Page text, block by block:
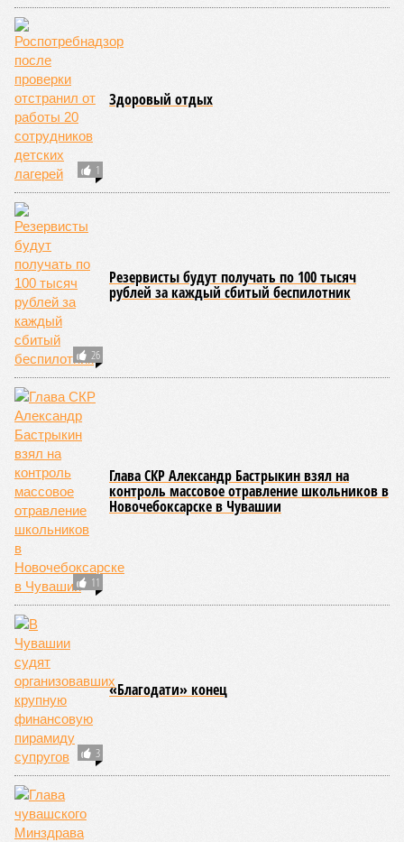
ЕЩЕ НОВОСТИ
НОВОСТИ ПАРТНЕРОВ
ЕЩЕ ИЗ РАЗДЕЛА «ОБЩЕСТВО»
В техникумах и колледжах Йошкар-Олы
прокуратура зафиксировала массу нарушений
Диагноз чувашской медицины
что сжег заживо трех человек